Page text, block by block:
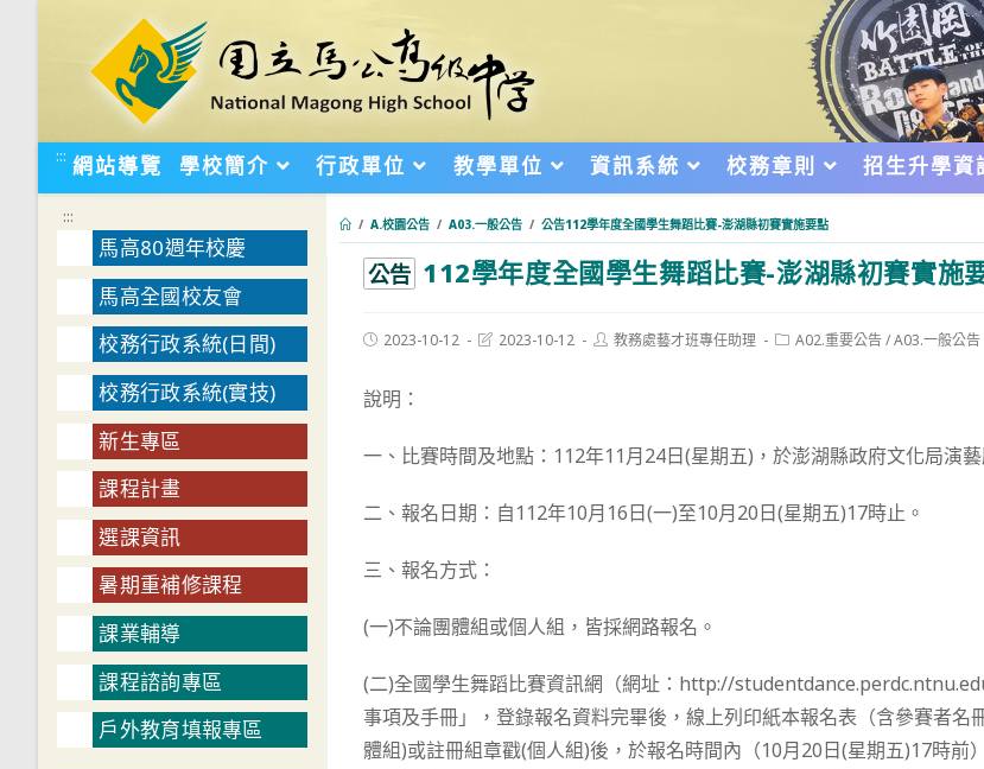
::: 網站導覽 學校簡介 行政單位 教學單位 資訊系統 校務章則 招生升學
/ A.校園公告 / A03.一般公告 / 公告112學年度全國學生舞蹈比賽-澎湖縣初賽實施要點
公告 112學年度全國學生舞蹈比賽-澎湖縣初賽實施
Post2023-10-12
Post2023-10-12
Post教務處藝才班專任助理
PostA02.重要公告/A03.一般公告
說明：
一、比賽時間及地點：112年11月24日(星期五)，於澎湖縣政府文化局演藝
二、報名日期：自112年10月16日(一)至10月20日(星期五)17時止。
三、報名方式：
(一)不論團體組或個人組，皆採網路報名。
(二)全國學生舞蹈比賽資訊網（網址：http://
事項及手冊」，登錄報名資料完畢後，線上列印紙本報名表（含參賽者名
體組)或註冊組章戳(個人組)後，於報名時間內（10月20日(星期五)17時前
:::
馬高80週年校慶
馬高全國校友會
校務行政系統(日間)
校務行政系統(實技)
新生專區
課程計畫
選課資訊
暑期重補修課程
課業輔導
課程諮詢專區
戶外教育填報專區